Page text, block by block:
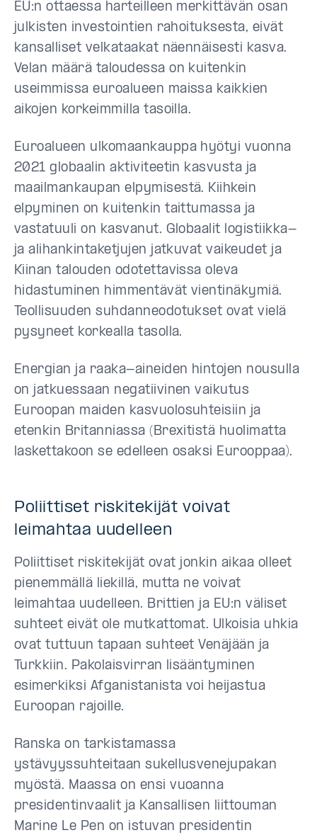
EU:n ottaessa harteilleen merkittävän osan
julkisten investointien rahoituksesta, eivät
kansalliset velkataakat näennäisesti kasva.
Velan määrä taloudessa on kuitenkin
useimmissa euroalueen maissa kaikkien
aikojen korkeimmilla tasoilla.
Euroalueen ulkomaankauppa hyötyi vuonna
2021 globaalin aktiviteetin kasvusta ja
maailmankaupan elpymisestä. Kiihkein
elpyminen on kuitenkin taittumassa ja
vastatuuli on kasvanut. Globaalit logistiikka-
ja alihankintaketjujen jatkuvat vaikeudet ja
Kiinan talouden odotettavissa oleva
hidastuminen himmentävät vientinäkymiä.
Teollisuuden suhdanneodotukset ovat vielä
pysyneet korkealla tasolla.
Energian ja raaka-aineiden hintojen nousulla
on jatkuessaan negatiivinen vaikutus
Euroopan maiden kasvuolosuhteisiin ja
etenkin Britanniassa (Brexitistä huolimatta
laskettakoon se edelleen osaksi Eurooppaa).
Poliittiset riskitekijät voivat
leimahtaa uudelleen
Poliittiset riskitekijät ovat jonkin aikaa olleet
pienemmällä liekillä, mutta ne voivat
leimahtaa uudelleen. Brittien ja EU:n väliset
suhteet eivät ole mutkattomat. Ulkoisia uhkia
ovat tuttuun tapaan suhteet Venäjään ja
Turkkiin. Pakolaisvirran lisääntyminen
esimerkiksi Afganistanista voi heijastua
Euroopan rajoille.
Ranska on tarkistamassa
ystävyyssuhteitaan sukellusvenejupakan
myöstä. Maassa on ensi vuoanna
presidentinvaalit ja Kansallisen liittouman
Marine Le Pen on istuvan presidentin